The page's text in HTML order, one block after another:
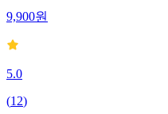
9,900원
5.0
(12)